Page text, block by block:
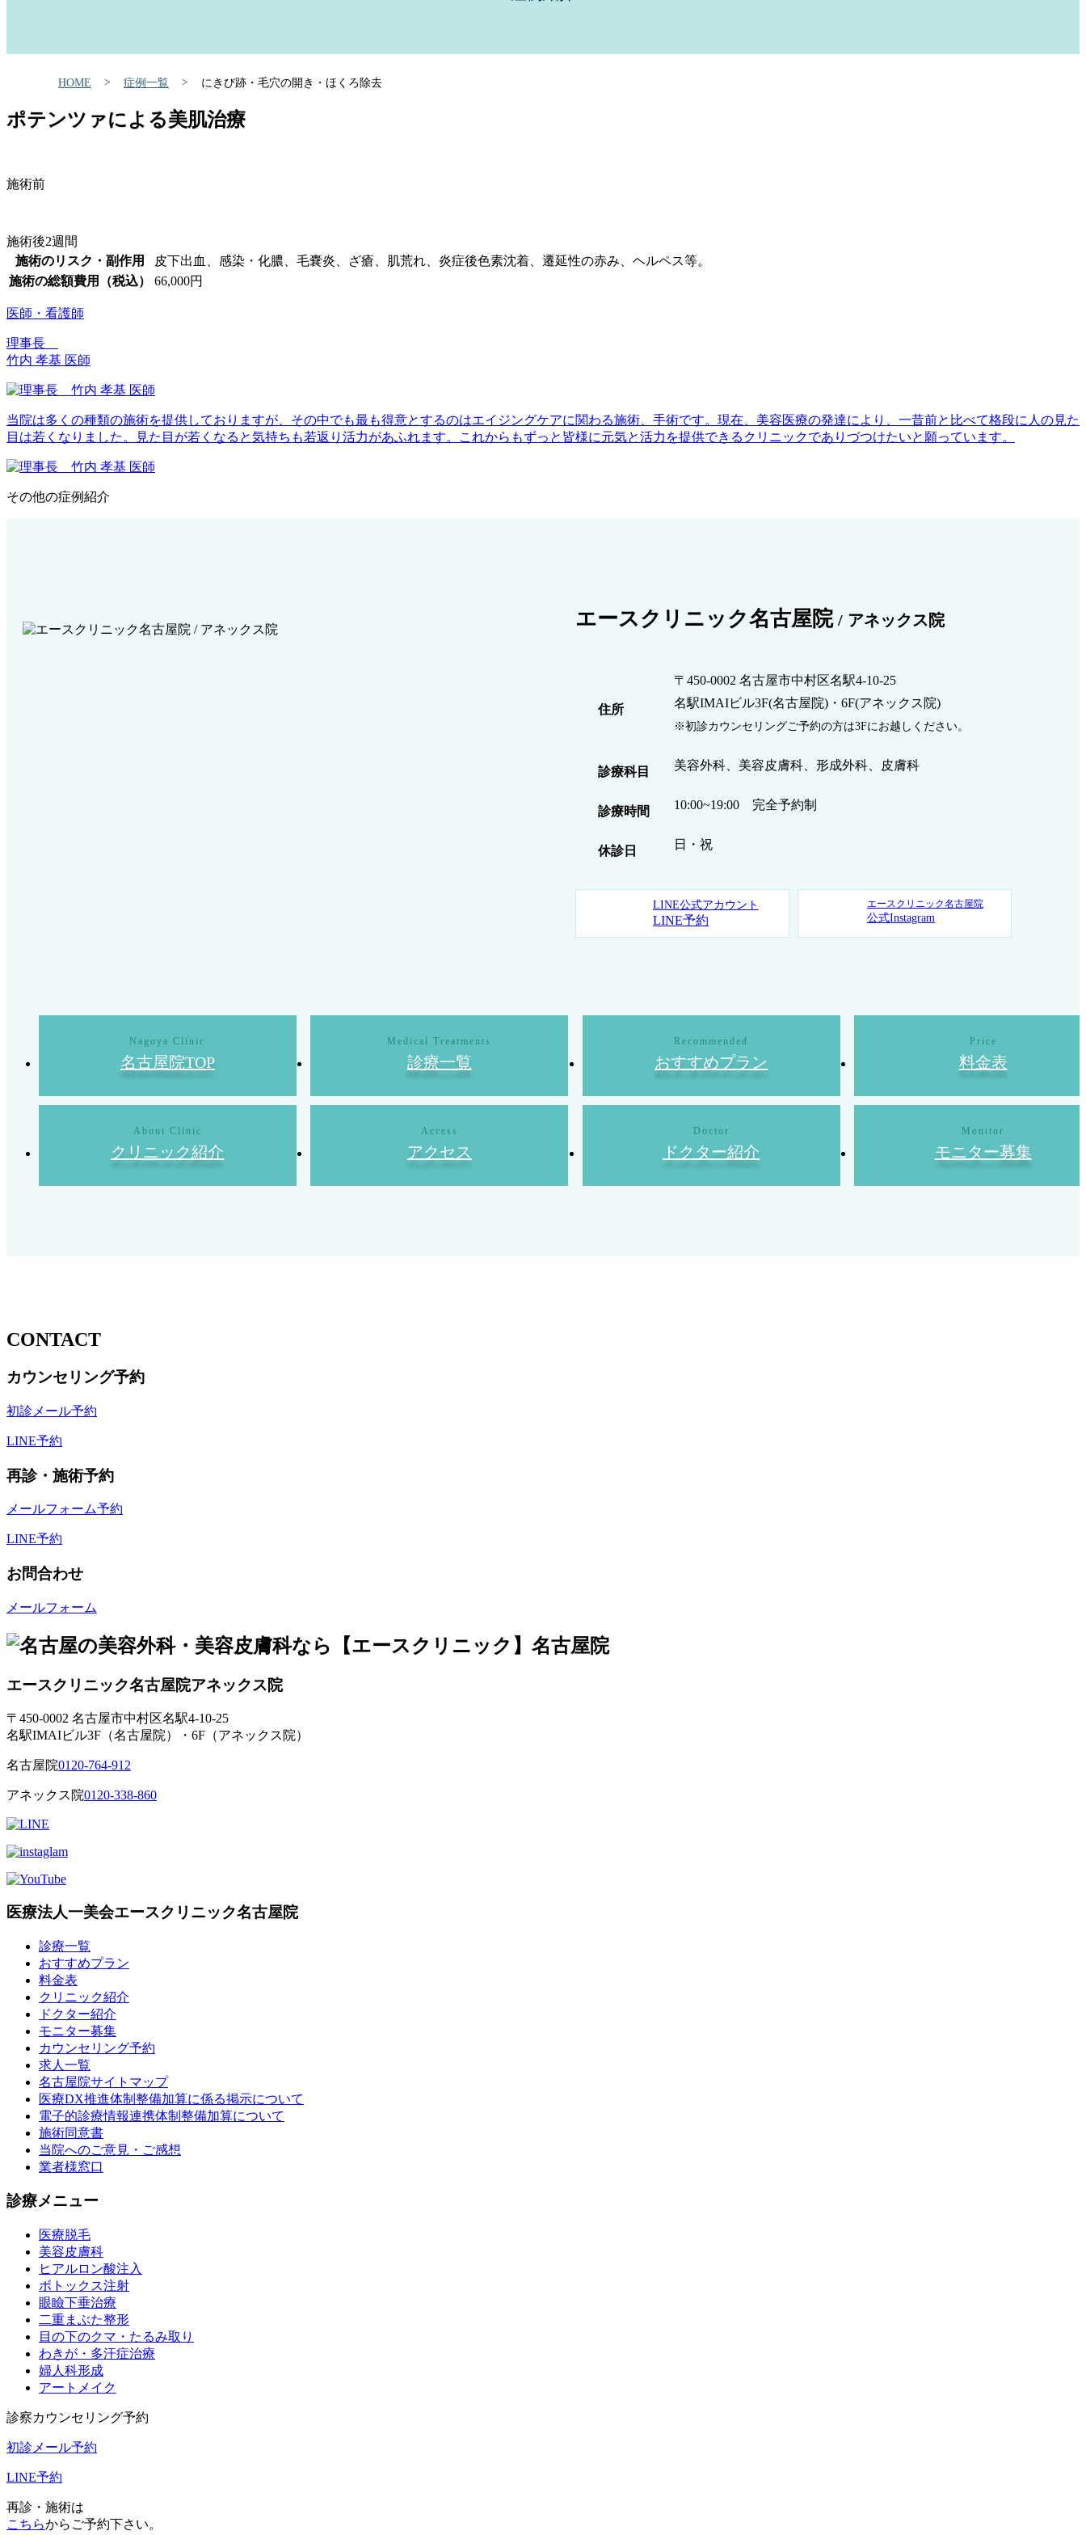
HOME 症例一覧 にきび跡・毛穴の開き・ほくろ除去
ポテンツァによる美肌治療
施術前
施術後2週間
施術のリスク・副作用
皮下出血、感染・化膿、毛嚢炎、ざ瘡、肌荒れ、炎症後色素沈着、遷延性の赤み、ヘルペス等。
施術の総額費用（税込）
66,000円
医師・看護師
理事長
竹内 孝基 医師
当院は多くの種類の施術を提供しておりますが、その中でも最も得意とするのはエイジングケアに関わる施術、手術です。現在、美容医療の発達により、一昔前と比べて格段に人の見た
目は若くなりました。見た目が若くなると気持ちも若返り活力があふれます。これからもずっと皆様に元気と活力を提供できるクリニックでありづつけたいと願っています。
その他の症例紹介
エースクリニック名古屋院 アネックス院
住所
〒450-0002 名古屋市中村区名駅4-10-25
名駅IMAIビル3F(名古屋院)・6F(アネックス院)
※初診カウンセリングご予約の方は3Fにお越しください。
診療科目 美容外科、美容皮膚科、形成外科、皮膚科
診療時間 10:00~19:00 完全予約制
休診日 日・祝
LINE公式アカウント
LINE予約
エースクリニック名古屋院
公式Instagram
名古屋院TOP 診療一覧 おすすめプラン 料金表
クリニック紹介 アクセス ドクター紹介 モニター募集
CONTACT
カウンセリング予約
初診メール予約
LINE予約
再診・施術予約
メールフォーム予約
LINE予約
お問合わせ
メールフォーム
エースクリニック名古屋院アネックス院
〒450-0002 名古屋市中村区名駅4-10-25
名駅IMAIビル3F（名古屋院）・6F（アネックス院）
名古屋院0120-764-912
アネックス院0120-338-860
医療法人一美会エースクリニック名古屋院
診療一覧
おすすめプラン
料金表
クリニック紹介
ドクター紹介
モニター募集
カウンセリング予約
求人一覧
名古屋院サイトマップ
医療DX推進体制整備加算に係る掲示について
電子的診療情報連携体制整備加算について
施術同意書
当院へのご意見・ご感想
業者様窓口
診療メニュー
医療脱毛
美容皮膚科
ヒアルロン酸注入
ボトックス注射
眼瞼下垂治療
二重まぶた整形
目の下のクマ・たるみ取り
わきが・多汗症治療
婦人科形成
アートメイク
診察カウンセリング予約
初診メール予約
LINE予約
再診・施術は
こちらからご予約下さい。